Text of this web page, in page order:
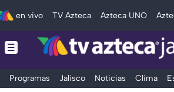
en vivo TV Azteca Azteca UNO
Programas Jalisco Noticias Clima